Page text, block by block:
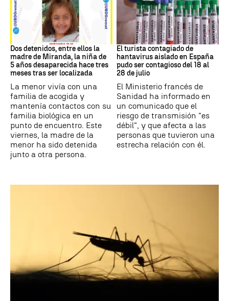
DESAPARICIÓN
Dos detenidos, entre ellos la
madre de Miranda, la niña de
5 años desaparecida hace tres
meses tras ser localizada
La menor vivía con una
familia de acogida y
mantenía contactos con su
familia biológica en un
punto de encuentro. Este
viernes, la madre de la
menor ha sido detenida
junto a otra persona.
Hantavirus
El turista contagiado de
hantavirus aislado en España
pudo ser contagioso del 18 al
28 de julio
El Ministerio francés de
Sanidad ha informado en
un comunicado que el
riesgo de transmisión "es
débil", y que afecta a las
personas que tuvieron una
estrecha relación con él.